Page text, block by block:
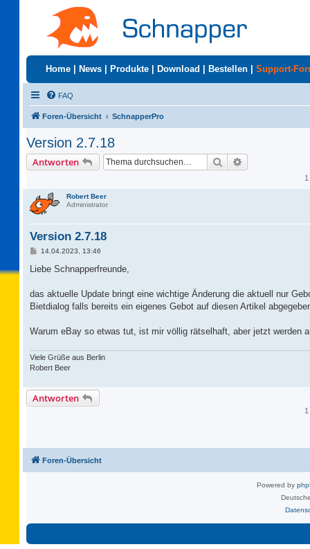
Home News Produkte Download Bestellen Support-
FAQ
Foren-Übersicht SchnapperPro
Version 2.7.18
Antworten Suche
Robert Beer
Administrator
Version 2.7.18
B
i
a
14.04.2023, 13:46
Liebe Schnapperfreunde,
das aktuelle Update bringt eine wichtige Änderung die aktuell nur
Bietdialog falls bereits ein eigenes Gebot auf diesen Artikel
Warum eBay so etwas tut, ist mir völlig rätselhaft, aber jetzt werden
Viele Grüße aus Berlin
Robert Beer
Antworten
Foren-Übersicht
Powered by